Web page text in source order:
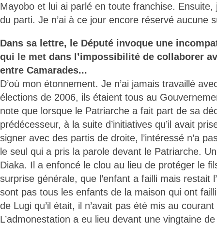
Mayobo et lui ai parlé en toute franchise. Ensuite,
du parti. Je n’ai à ce jour encore réservé aucune
Dans sa lettre, le Député invoque une
qui le met dans l’impossibilité de collaborer
entre Camarades...
D’où mon étonnement. Je n’ai jamais travaillé
élections de 2006, ils étaient tous au
note que lorsque le Patriarche a fait part de sa
prédécesseur, à la suite d’initiatives qu’il avait
signer avec des partis de droite, l’intéressé n’a
le seul qui a pris la parole devant le Patriarche.
Diaka. Il a enfoncé le clou au lieu de protéger le
surprise générale, que l’enfant a failli mais restait
sont pas tous les enfants de la maison qui ont
de Lugi qu’il était, il n’avait pas été mis au
L’admonestation a eu lieu devant une vingtaine